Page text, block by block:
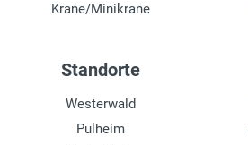
Krane/Minikrane
Standorte
Westerwald
Pulheim